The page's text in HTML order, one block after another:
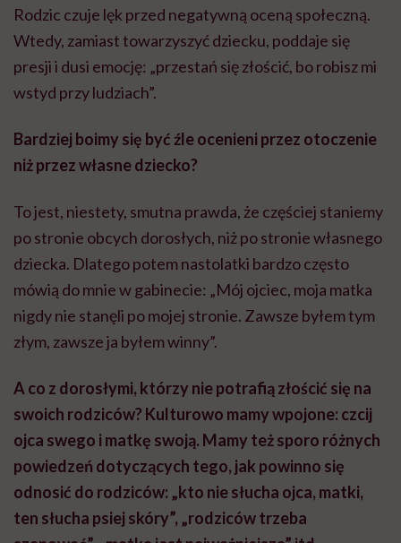
Rodzic czuje lęk przed negatywną oceną społeczną.
Wtedy, zamiast towarzyszyć dziecku, poddaje się
presji i dusi emocję: „przestań się złościć, bo robisz mi
wstyd przy ludziach”.
Bardziej boimy się być źle ocenieni przez otoczenie
niż przez własne dziecko?
To jest, niestety, smutna prawda, że częściej staniemy
po stronie obcych dorosłych, niż po stronie własnego
dziecka. Dlatego potem nastolatki bardzo często
mówią do mnie w gabinecie: „Mój ojciec, moja matka
nigdy nie stanęli po mojej stronie. Zawsze byłem tym
złym, zawsze ja byłem winny”.
A co z dorosłymi, którzy nie potrafią złościć się na
swoich rodziców? Kulturowo mamy wpojone: czcij
ojca swego i matkę swoją. Mamy też sporo różnych
powiedzeń dotyczących tego, jak powinno się
odnosić do rodziców: „kto nie słucha ojca, matki,
ten słucha psiej skóry”, „rodziców trzeba